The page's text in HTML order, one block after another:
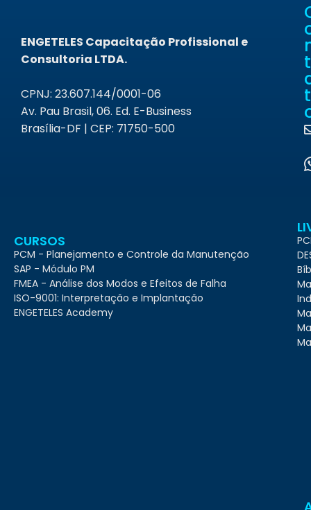
ENGETELES Capacitação Profissional e
Consultoria LTDA.
CPNJ: 23.607.144/0001-06
Av. Pau Brasil, 06. Ed. E-Business
Brasília-DF | CEP: 71750-500
t
t
CURSOS
PCM - Planejamento e Controle da Manutenção
SAP - Módulo PM
FMEA - Análise dos Modos e Efeitos de Falha
ISO-9001: Interpretação e Implantação
ENGETELES Academy